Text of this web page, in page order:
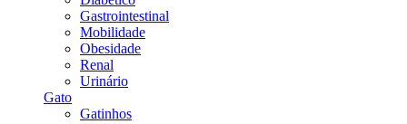
Gastrointestinal
Mobilidade
Obesidade
Renal
Urinário
Gato
Gatinhos